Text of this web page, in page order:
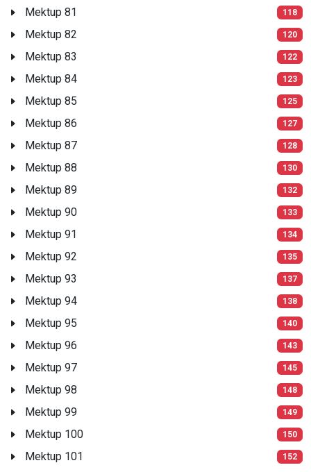
Mektup 81 118
Mektup 82 120
Mektup 83 122
Mektup 84 123
Mektup 85 125
Mektup 86 127
Mektup 87 128
Mektup 88 130
Mektup 89 132
Mektup 90 133
Mektup 91 134
Mektup 92 135
Mektup 93 137
Mektup 94 138
Mektup 95 140
Mektup 96 143
Mektup 97 145
Mektup 98 148
Mektup 99 149
Mektup 100 150
Mektup 101 152